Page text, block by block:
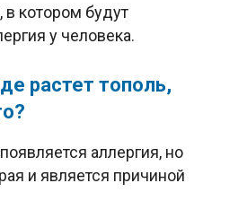
в котором будут
у человека.
растет тополь,
аллергия, но
и является причиной